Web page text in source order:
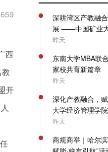
西
开
深耕湾区产教融
展 ——中国矿业
开展专项走访调研
昨天
东南大学MBA联
家校共育新篇章
昨天
深化产教融合，
大学经济管理学
（MBA/MPAcc）
昨天
商规商举｜哈尔